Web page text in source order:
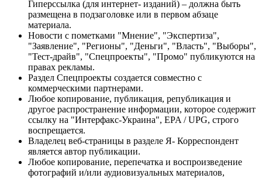
Гиперссылка (для интернет- изданий) – должна быть
размещена в подзаголовке или в первом абзаце
материала.
Новости с пометками "Мнение", "Экспертиза",
"Заявление", "Регионы", "Деньги", "Власть", "Выборы",
"Тест-драйв", "Спецпроекты", "Промо" публикуются на
правах рекламы.
Раздел Спецпроекты создается совместно с
коммерческими партнерами.
Любое копирование, публикация, републикация и
другое распространение информации, которое содержит
ссылку на "Интерфакс-Украина", EPA / UPG, строго
воспрещается.
Владелец веб-страницы в разделе Я- Корреспондент
является автор публикации.
Любое копирование, перепечатка и воспроизведение
фотографий и/или аудиовизуальных материалов,